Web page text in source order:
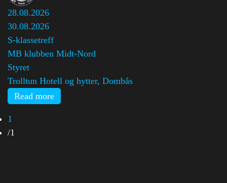
28.08.2026
30.08.2026
S-klassetreff
MB klubben Midt-Nord
Styret
Trolltun Hotell og hytter, Dombås
Read more
1
/1